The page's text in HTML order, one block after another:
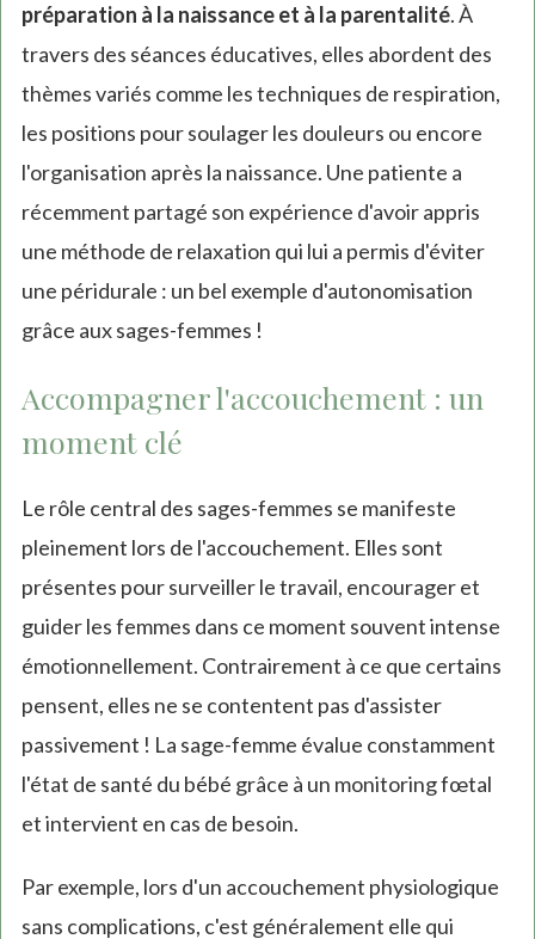
préparation à la naissance et à la parentalité. À
travers des séances éducatives, elles abordent des
thèmes variés comme les techniques de respiration,
les positions pour soulager les douleurs ou encore
l'organisation après la naissance. Une patiente a
récemment partagé son expérience d'avoir appris
une méthode de relaxation qui lui a permis d'éviter
une péridurale : un bel exemple d'autonomisation
grâce aux sages-femmes !
Accompagner l'accouchement : un
moment clé
Le rôle central des sages-femmes se manifeste
pleinement lors de l'accouchement. Elles sont
présentes pour surveiller le travail, encourager et
guider les femmes dans ce moment souvent intense
émotionnellement. Contrairement à ce que certains
pensent, elles ne se contentent pas d'assister
passivement ! La sage-femme évalue constamment
l'état de santé du bébé grâce à un monitoring fœtal
et intervient en cas de besoin.
Par exemple, lors d'un accouchement physiologique
sans complications, c'est généralement elle qui